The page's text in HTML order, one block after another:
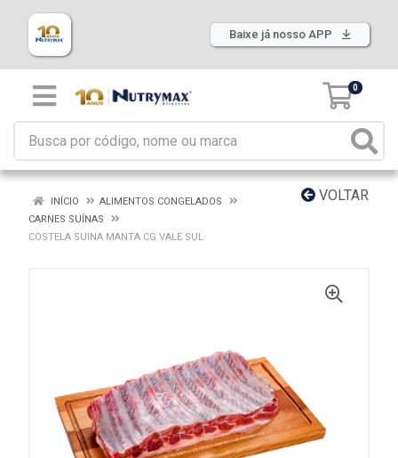
Baixe já nosso APP
0
VOLTAR
INÍCIO
ALIMENTOS CONGELADOS
CARNES SUÍNAS
COSTELA SUINA MANTA CG VALE SUL